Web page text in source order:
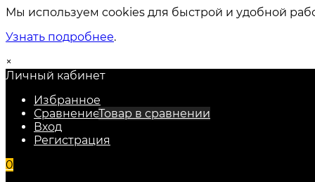
Мы используем cookies для быстрой и удобной
Узнать подробнее.
×
Личный кабинет
Избранное
СравнениеТовар в сравнении
Вход
Регистрация
0